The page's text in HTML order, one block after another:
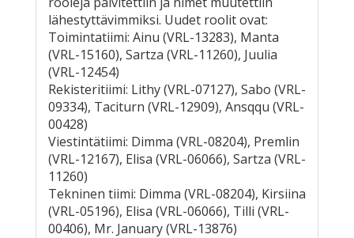
lähestyttävimmiksi. Uudet roolit ovat:
Toimintatiimi: Ainu (VRL-13283), Manta
(VRL-15160), Sartza (VRL-11260), Juulia
(VRL-12454)
Rekisteritiimi: Lithy (VRL-07127), Sabo (VRL-
09334), Taciturn (VRL-12909), Ansqqu (VRL-
00428)
Viestintätiimi: Dimma (VRL-08204), Premlin
(VRL-12167), Elisa (VRL-06066), Sartza (VRL-
11260)
Tekninen tiimi: Dimma (VRL-08204), Kirsiina
(VRL-05196), Elisa (VRL-06066), Tilli (VRL-
00406), Mr. January (VRL-13876)